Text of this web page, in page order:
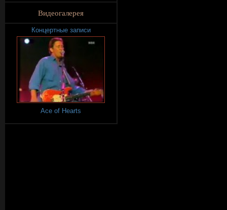
Видеогалерея
Концертные записи
Ace of Hearts